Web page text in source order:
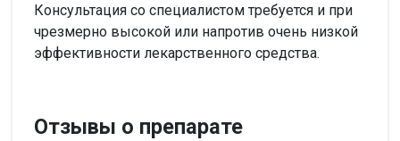
Консультация со специалистом требуется и при
чрезмерно высокой или напротив очень низкой
эффективности лекарственного средства.
Отзывы о препарате